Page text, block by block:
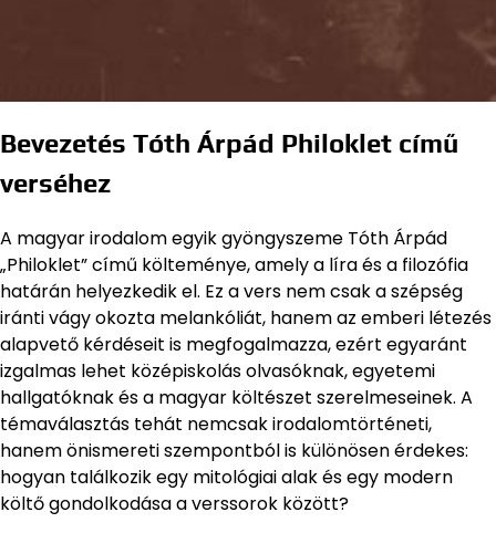
Bevezetés Tóth Árpád Philoklet című
verséhez
A magyar irodalom egyik gyöngyszeme Tóth Árpád
„Philoklet” című költeménye, amely a líra és a filozófia
határán helyezkedik el. Ez a vers nem csak a szépség
iránti vágy okozta melankóliát, hanem az emberi létezés
alapvető kérdéseit is megfogalmazza, ezért egyaránt
izgalmas lehet középiskolás olvasóknak, egyetemi
hallgatóknak és a magyar költészet szerelmeseinek. A
témaválasztás tehát nemcsak irodalomtörténeti,
hanem önismereti szempontból is különösen érdekes:
hogyan találkozik egy mitológiai alak és egy modern
költő gondolkodása a verssorok között?